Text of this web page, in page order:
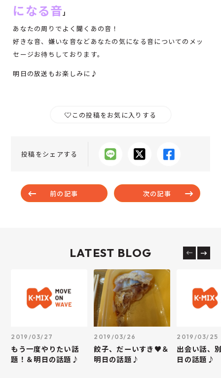
になる音」
あなたの周りでよく聞くあの音！
好きな音、嫌いな音などあなたの気になる音についてのメッ
セージお待ちしております。
明日の放送もお楽しみに♪
この投稿をお気に入りする
投稿をシェアする
前の記事 次の記事
LATEST BLOG
2019/03/27
もう一度やりたい話
題！＆明日の話題♪
2019/03/26
餃子、だーいすき♥＆
明日の話題♪
2019/03/25
出会い話、
日の話題♪